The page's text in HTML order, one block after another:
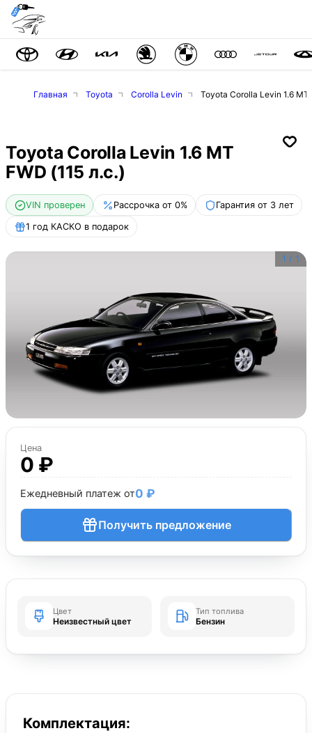
Главная Toyota Corolla Levin Toyota Corolla Levin 1.6 MT
Toyota Corolla Levin 1.6 MT
FWD (115 л.с.)
VIN проверен Рассрочка от 0% Гарантия от 3 лет
1 год КАСКО в подарок
1 / 1
Цена
0 ₽
Ежедневный платеж от0 ₽
Получить предложение
Цвет
Неизвестный цвет
Тип топлива
Бензин
Комплектация: